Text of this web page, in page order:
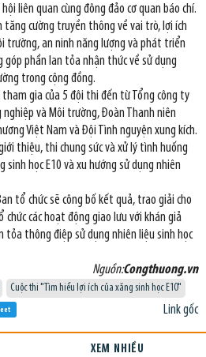
liên quan cùng đông đảo cơ quan báo chí.
tăng cường truyền thông về vai trò, lợi ích
trường, an ninh năng lượng và phát triển
góp phần lan tỏa nhận thức về sử dụng
trong cộng đồng.
tham gia của 5 đội thi đến từ Tổng công ty
nghiệp và Môi trường, Đoàn Thanh niên
Việt Nam và Đội Tình nguyện xung kích.
thiệu, thi chung sức và xử lý tình huống
sinh học E10 và xu hướng sử dụng nhiên
tổ chức sẽ công bố kết quả, trao giải cho
các hoạt động giao lưu với khán giả
thông điệp sử dụng nhiên liệu sinh học
Nguồn:Congthuong.vn
Cuộc thi "Tìm hiểu lợi ích của xăng sinh học E10"
Link gốc
XEM NHIỀU